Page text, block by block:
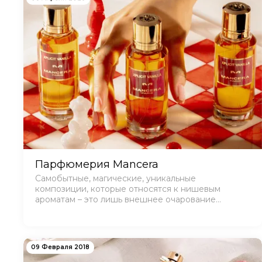
Парфюмерия Mancera
Самобытные, магические, уникальные
композиции, которые относятся к нишевым
ароматам – это лишь внешнее очарование
09 Февраля 2018